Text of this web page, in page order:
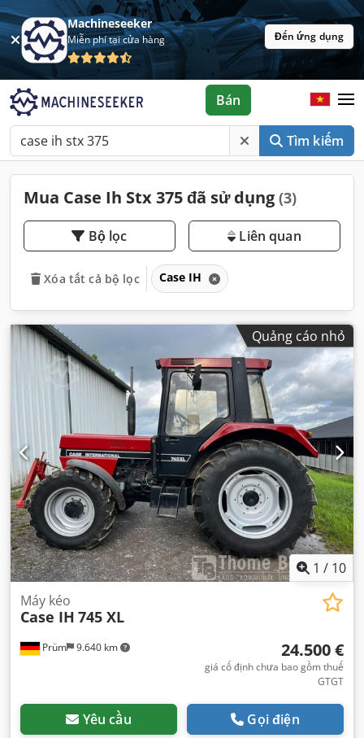
Machineseeker
Miễn phí tại cửa hàng Đến ứng dụng
Tìm kiếm
Bán
Mua Case Ih Stx 375 đã sử dụng (3)
Bộ lọc Liên quan
Xóa tất cả bộ lọc Case IH
Quảng cáo nhỏ
1 / 10
Prüm 9.640 km
Máy kéo
Case IH 745 XL
24.500 €
giá cố định chưa bao gồm thuế
GTGT
Yêu cầu Gọi điện